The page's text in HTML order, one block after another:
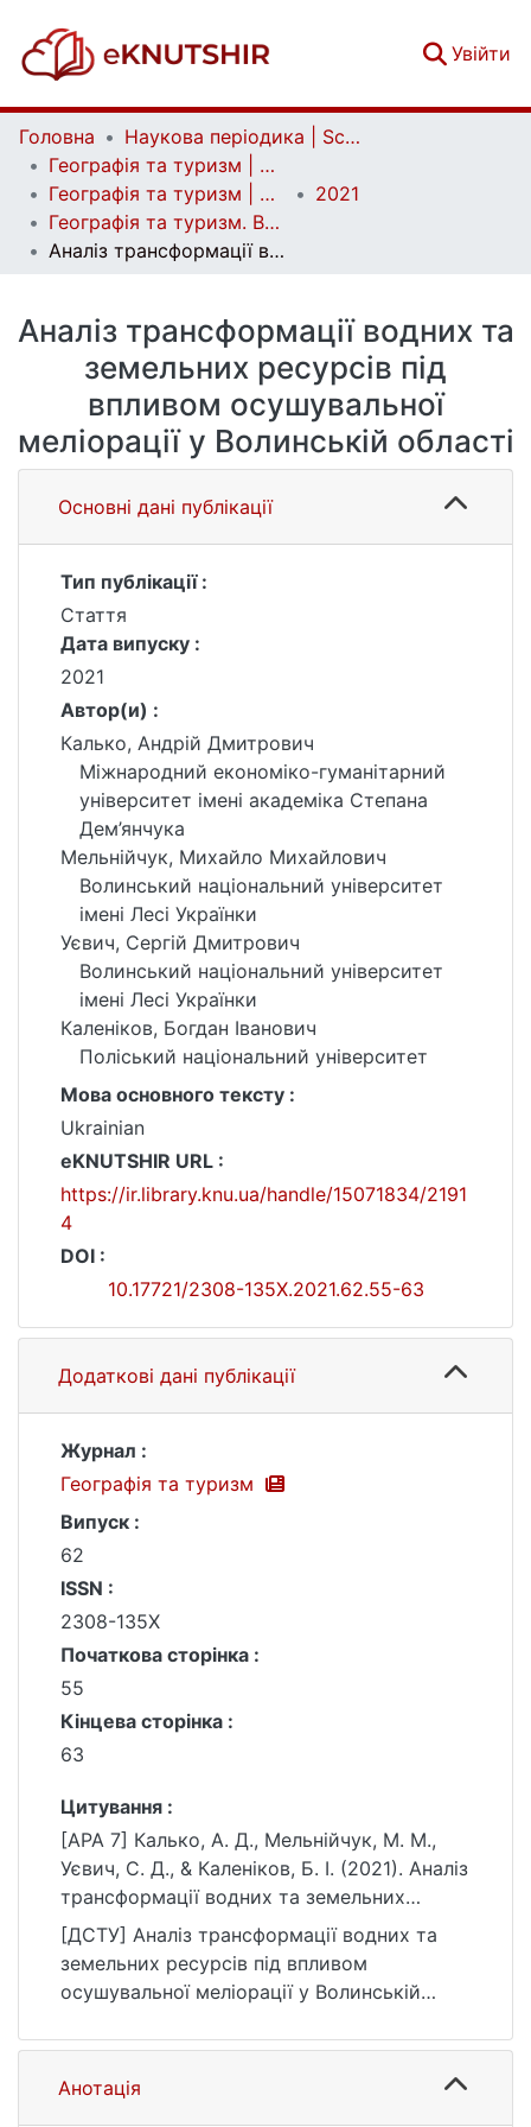
Увійти
Головна
Наукова періодика | Scientific periodicals
Географія та туризм | Geography and tourism
Географія та туризм | Geography and tourism
2021
Географія та туризм. Вип. 62
Аналіз трансформації водних та земельних ресурсів під впливом осушувальної меліорації у Волинській області
Аналіз трансформації водних та
земельних ресурсів під
впливом осушувальної
меліорації у Волинській області
Основні дані публікації
Тип публікації :
Стаття
Дата випуску :
2021
Автор(и) :
Калько, Андрій Дмитрович
Міжнародний економіко-гуманітарний
університет імені академіка Степана
Дем’янчука
Мельнійчук, Михайло Михайлович
Волинський національний університет
імені Лесі Українки
Уєвич, Сергій Дмитрович
Волинський національний університет
імені Лесі Українки
Каленіков, Богдан Іванович
Поліський національний університет
Мова основного тексту :
Ukrainian
eKNUTSHIR URL :
https://ir.library.knu.ua/handle/15071834/2191
4
DOI :
10.17721/2308-135X.2021.62.55-63
Додаткові дані публікації
Журнал :
Географія та туризм
Випуск :
62
ISSN :
2308-135X
Початкова сторінка :
55
Кінцева сторінка :
63
Цитування :
[APA 7] Калько, А. Д., Мельнійчук, М. М.,
Уєвич, С. Д., & Каленіков, Б. І. (2021). Аналіз
трансформації водних та земельних
ресурсів під впливом осушувальної
меліорації у Волинській області. Географія
та туризм, (62), 55–63.
https://doi.org/10.17721/2308-
135X.2021.62.55-63
[ДСТУ] Аналіз трансформації водних та
земельних ресурсів під впливом
осушувальної меліорації у Волинській
туризм. 2021. № 62. С. 55—63. DOI:
10.17721/2308-135X.2021.62.55-63 (дата
звернення: 25.07.2026).
Анотація